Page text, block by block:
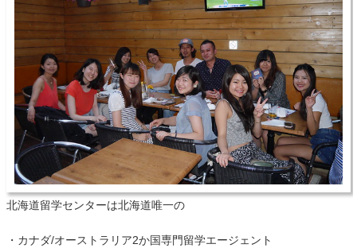
北海道留学センターは北海道唯一の
・カナダ/オーストラリア2か国専門留学エージェント